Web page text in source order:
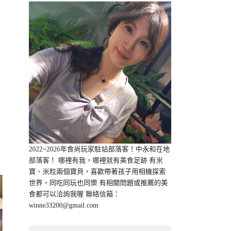
2022~2026年食尚玩家駐站部落客！中永和在地
部落客！ 哪裡有我，哪裡就有美食足跡 有米
寶、米粒兩個寶貝，喜歡帶著孩子用相機探索
世界，同吃同玩也同樂 有相關問題或推薦的美
食都可以洽詢我喔 聯絡信箱：
winne33200@gmail.com